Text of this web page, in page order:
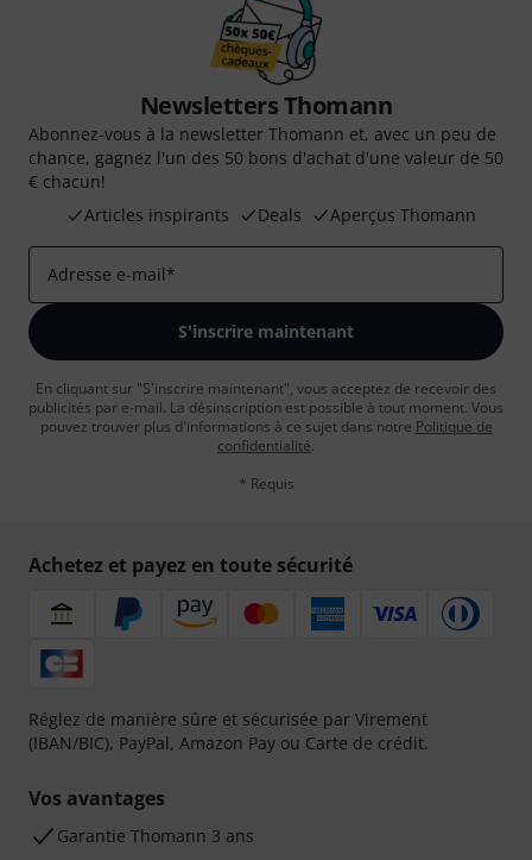
Newsletters Thomann
Abonnez-vous à la newsletter Thomann et, avec un peu de
chance, gagnez l'un des 50 bons d'achat d'une valeur de 50
€ chacun!
Articles inspirants
Deals Aperçus Thomann
Adresse e-mail*
S'inscrire maintenant
En cliquant sur "S'inscrire maintenant", vous acceptez de recevoir des
publicités par e-mail. La désinscription est possible à tout moment. Vous
pouvez trouver plus d'informations à ce sujet dans notre Politique de
confidentialité.
* Requis
Achetez et payez en toute sécurité
Réglez de manière sûre et sécurisée par Virement
(IBAN/BIC), PayPal, Amazon Pay ou Carte de crédit.
Vos avantages
Ga­ran­tie Thomann 3 ans